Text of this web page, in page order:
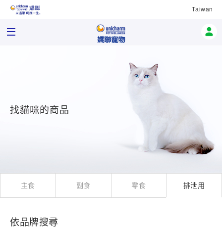
Taiwan
找貓咪的商品
主食 副食 零食 排泄用
依品牌搜尋